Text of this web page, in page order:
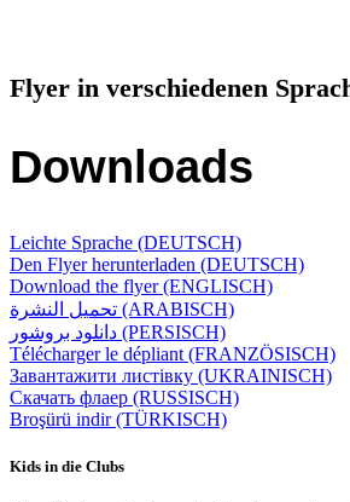
Flyer in verschiedenen
Downloads
Leichte Sprache (DEUTSCH)
Den Flyer herunterladen (DEUTSCH)
Download the flyer (ENGLISCH)
تحميل النشرة (ARABISCH)
دانلود بروشور (PERSISCH)
Télécharger le dépliant (FRANZÖSISCH)
Завантажити листівку (UKRAINISCH)
Скачать флаер (RUSSISCH)
Broşürü indir (TÜRKISCH)
Kids in die Clubs